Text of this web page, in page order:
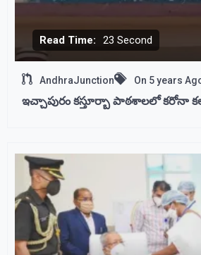
Read Time: 23 Second
AndhraJunction On 5 years
ఇచ్చాపురం కస్తూర్బా పాఠశాలలో కరోనా